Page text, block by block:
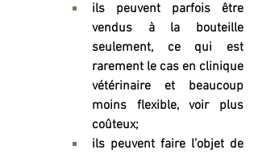
ils peuvent parfois être
vendus à la bouteille
seulement, ce qui est
rarement le cas en clinique
vétérinaire et beaucoup
moins flexible, voir plus
coûteux;
ils peuvent faire l’objet de